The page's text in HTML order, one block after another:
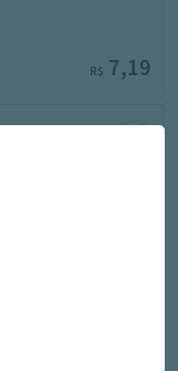
R$ 7,19